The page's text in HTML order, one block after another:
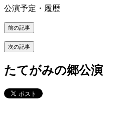
公演予定・履歴
前の記事
次の記事
たてがみの郷公演